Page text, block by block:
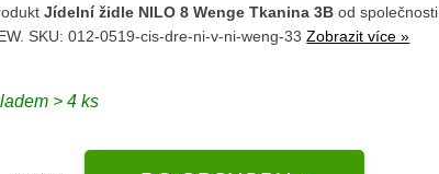
Jídelní židle NILO 8 Wenge Tkanina 3B od společnosti
. SKU: 012-0519-cis-dre-ni-v-ni-weng-33Zobrazit více »
> 4 ks